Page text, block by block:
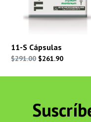
11-S Cápsulas
$291.00 El
$291.00.
$261.90El
$261.90.